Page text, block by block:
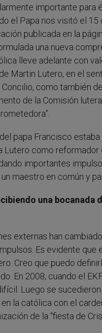
importante para
el Papa nos visitó el
publicada en la
una nueva
lleve adelante con
Martin Lutero, en el
como también
de la Comisión
papa Francisco
como reformador
importantes
maestro en común y
una bocanada
externas han
Es evidente que
Creo que puedo
En 2008, cuando el
Luego se
la católica con el
de la “fiesta de